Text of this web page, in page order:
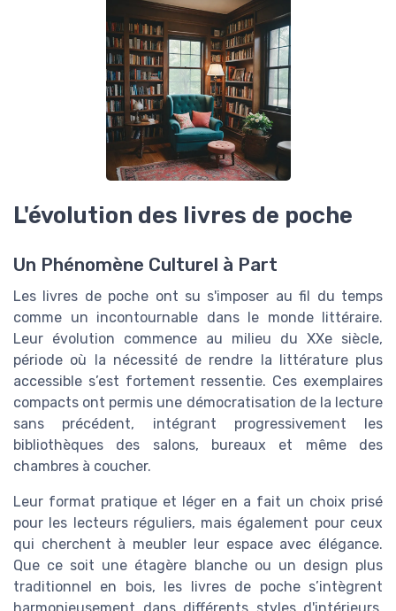
L'évolution des livres de poche
Un Phénomène Culturel à Part
Les livres de poche ont su s'imposer au fil du temps
comme un incontournable dans le monde littéraire.
Leur évolution commence au milieu du XXe siècle,
période où la nécessité de rendre la littérature plus
accessible s’est fortement ressentie. Ces exemplaires
compacts ont permis une démocratisation de la lecture
sans précédent, intégrant progressivement les
bibliothèques des salons, bureaux et même des
chambres à coucher.
Leur format pratique et léger en a fait un choix prisé
pour les lecteurs réguliers, mais également pour ceux
qui cherchent à meubler leur espace avec élégance.
Que ce soit une étagère blanche ou un design plus
traditionnel en bois, les livres de poche s’intègrent